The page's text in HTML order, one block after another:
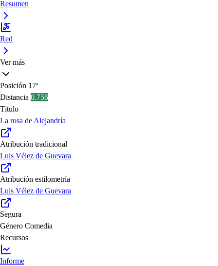
Resumen
Red
Ver más
Posición 17ª
Distancia 0.756
Título
La rosa de Alejandría
Atribución tradicional
Luis Vélez de Guevara
Atribución estilometría
Luis Vélez de Guevara
Segura
Género Comedia
Recursos
Informe